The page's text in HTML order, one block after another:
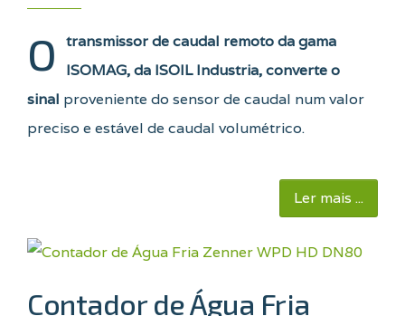
O
transmissor de caudal remoto da gama
ISOMAG, da ISOIL Industria, converte o
sinal proveniente do sensor de caudal num valor
preciso e estável de caudal volumétrico.
Ler mais ...
Contador de Água Fria